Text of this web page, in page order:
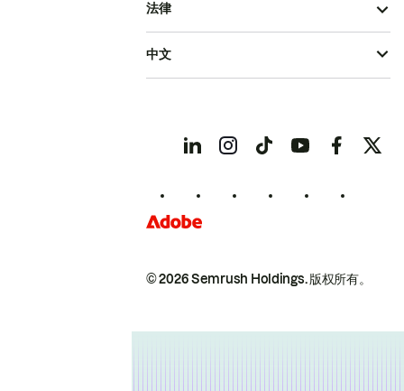
© 2026 Semrush Holdings.版权所有。
法律
中文